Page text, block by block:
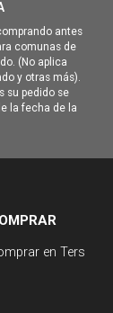
antes
comunas de
(No aplica
y otras más).
su pedido se
la fecha de la
en Ters